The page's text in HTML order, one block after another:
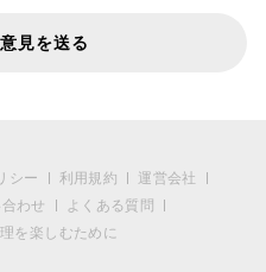
見を送る
シー 利用規約
運営会社
わせ
よくある質問
を楽しむために